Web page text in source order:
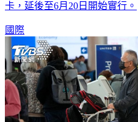
卡，延後至6月20日開始實行。
國際